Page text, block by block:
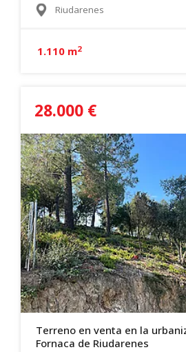
Riudarenes
1.110 m2
28.000 €
Terreno en venta en la
Fornaca de Riudarenes